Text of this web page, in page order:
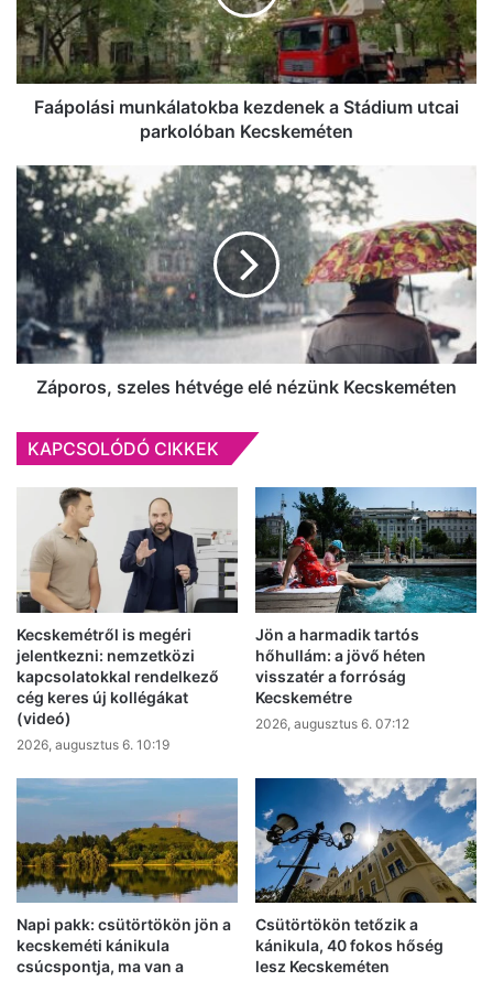
utcai
parkolóban
Kecskeméten
Faápolási munkálatokba kezdenek a Stádium utcai
parkolóban Kecskeméten
Záporos,
szeles
hétvége
nézünk
Kecskeméten
Záporos, szeles hétvége elé nézünk Kecskeméten
KAPCSOLÓDÓ CIKKEK
Kecskemétről is megéri
jelentkezni: nemzetközi
kapcsolatokkal rendelkező
cég keres új kollégákat
(videó)
2026, augusztus 6. 10:19
Jön a harmadik tartós
hőhullám: a jövő héten
visszatér a forróság
Kecskemétre
2026, augusztus 6. 07:12
Napi pakk: csütörtökön jön a
kecskeméti kánikula
csúcspontja, ma van a
Csütörtökön tetőzik a
kánikula, 40 fokos hőség
lesz Kecskeméten